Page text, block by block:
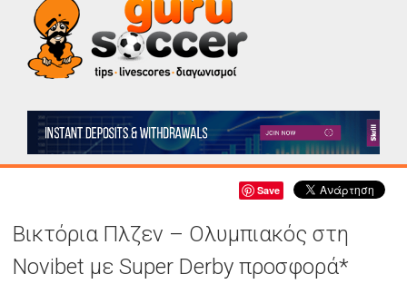
Save
Βικτόρια Πλζεν – Ολυμπιακός στη
Novibet με Super Derby προσφορά*